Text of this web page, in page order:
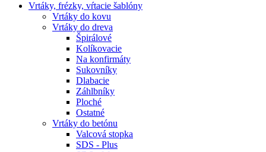
Vrtáky, frézky, vŕtacie šablóny
Vrtáky do kovu
Vrtáky do dreva
Špirálové
Kolíkovacie
Na konfirmáty
Sukovníky
Dlabacie
Záhlbníky
Ploché
Ostatné
Vrtáky do betónu
Valcová stopka
SDS - Plus